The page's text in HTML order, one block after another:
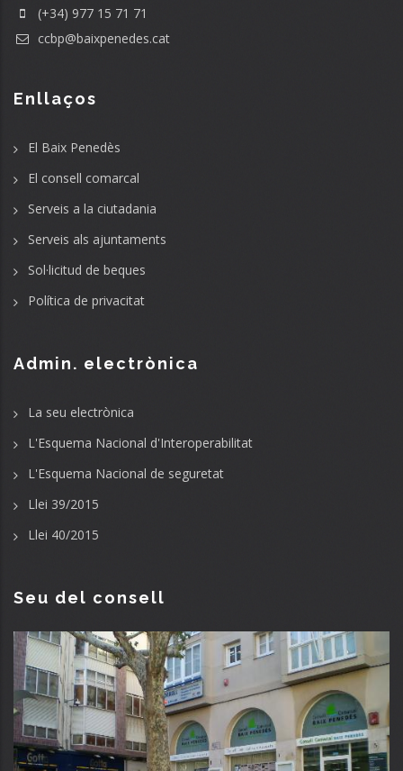
(+34) 977 15 71 71
ccbp@baixpenedes.cat
Enllaços
El Baix Penedès
El consell comarcal
Serveis a la ciutadania
Serveis als ajuntaments
Sol·licitud de beques
Política de privacitat
Admin. electrònica
La seu electrònica
L'Esquema Nacional d'Interoperabilitat
L'Esquema Nacional de seguretat
Llei 39/2015
Llei 40/2015
Seu del consell